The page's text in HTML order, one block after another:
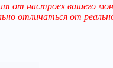
от настроек вашего
отличаться от